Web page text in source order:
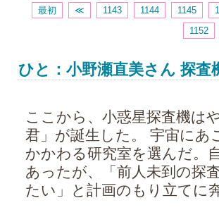
最初 ≪ 1143 1144 1145
1152
ひと：小野瀬直美さん 探
ここから、小惑星探査機は
君」が誕生した。 宇宙にあ
かかわる研究室を選んだ。
あったが、「前人未到の探
たい」と計画のもり立てに